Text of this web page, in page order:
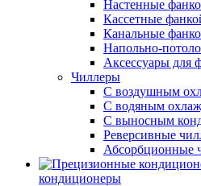
Настенные
Кассетные
Канальные
Напольно-
Аксессуары для
Чиллеры
С воздушным
С водяным
С выносным
Реверсивные
Абсорбционные
кондиционеры